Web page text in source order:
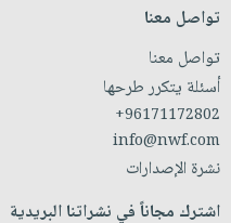
تواصل معنا
تواصل معنا
أسئلة يتكرر طرحها
+96171172802
info@nwf.com
نشرة الإصدارات
اشترك مجاناً في نشراتنا البريدية